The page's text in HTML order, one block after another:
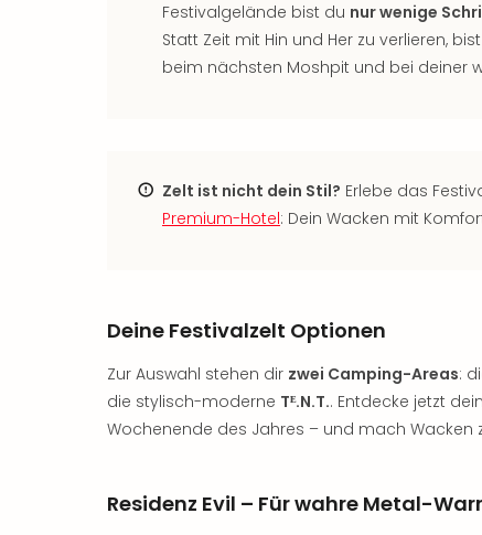
Festivalgelände bist du nur wenige
Statt Zeit mit Hin und Her zu verlieren,
beim nächsten Moshpit und bei deiner
Zelt ist nicht dein Stil? Erlebe das
Premium-Hotel: Dein Wacken mit
Deine Festivalzelt Optionen
Zur Auswahl stehen dir zwei Camping-Areas:
die stylisch-moderne Tᴱ.N.T.. Entdecke jetzt
Wochenende des Jahres – und mach Wacken
Residenz Evil – Für wahre Metal-